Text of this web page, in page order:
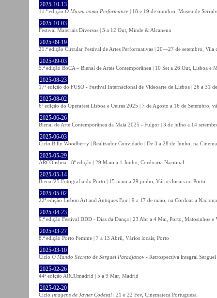
2025-10-13
11.ª edição O Museu como Performance | 18 e 19 de outubro, Museu de
2025-10-03
Festival Materiais Diversos | 3 a 12 Out, Minde & Alcanena
2025-09-19
21.ª edição Circular Festival de Artes Performativas | 20—27 de setembro, Vila
2025-09-03
5.ª edição BoCA – Bienal de Artes Contemporânea | 10 Set a 26 Out, Lisboa e
2025-08-23
17ª edição do FUSO - Festival Internacional de Videoarte de Lisboa | 26 a 31
2025-08-02
6ª edição do Operafest Lisboa e Oeiras 2025 | 7 de Agosto a 16 de Setembro,
2025-06-26
Bienal de Arte Contemporânea da Maia 2025 - Fulgor | 3 de julho a 14
2025-06-03
Ciclo Billy Woodberry | Realizador Convidado | De 3 a 28 de Junho, na
2025-05-29
ARCOlisboa - 8ª edição | 29 Maio a 1 Junho, Cordoaria Nacional
2025-05-14
Bienal'25 Fotografia do Porto | 15 maio a 29 junho, Vários locais no Porto
2025-05-02
22ª edição Lisbon Art and Antiques Fair | 9 a 17 de maio, na Cordoaria
2025-04-23
9.ª edição Festival DDD - Dias da Dança | 23 Abr a 4 Mai, Porto, Matosinhos e
2025-03-27
8.ª edição Porto Femme | 7 a 13 Abril, Vários locais, Porto
2025-03-10
Ciclo O Mundo Secreto de Serguei Paradjanov - Retrospectiva integral
2025-02-26
44ª edição ARCOmadrid | 5 a 9 Mar, Madrid
2025-02-20
Ciclo Imagens de Javier Codesal | 21 e 22 Fev, Cinemateca Portuguesa